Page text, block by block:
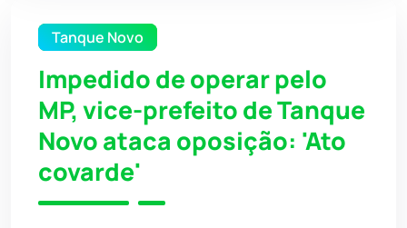
Tanque Novo
Impedido de operar pelo
MP, vice-prefeito de Tanque
Novo ataca oposição: 'Ato
covarde'